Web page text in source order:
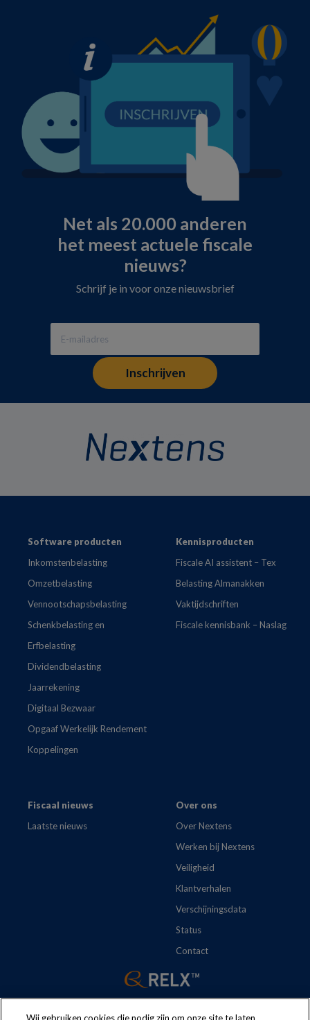
Net als 20.000 anderen
het meest actuele fiscale
nieuws?
Schrijf je in voor onze nieuwsbrief
FooterSoftware producten
Inkomstenbelasting
Omzetbelasting
Vennootschapsbelasting
Schenkbelasting en
Erfbelasting
Dividendbelasting
Jaarrekening
Digitaal Bezwaar
Opgaaf Werkelijk Rendement
Koppelingen
Kennisproducten
Fiscale AI assistent – Tex
Belasting Almanakken
Vaktijdschriften
Fiscale kennisbank – Naslag
Fiscaal nieuws
Laatste nieuws
Over ons
Over Nextens
Werken bij Nextens
Veiligheid
Klantverhalen
Verschijningsdata
Status
Contact